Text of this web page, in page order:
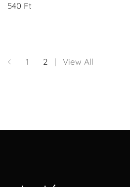
540 Ft
1 2 View All